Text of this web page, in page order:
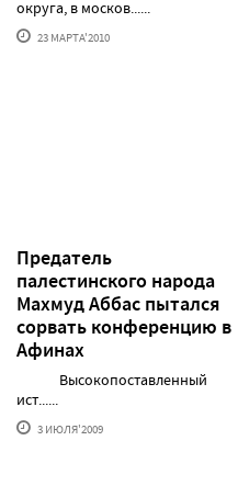
округа, в москов......
23 МАРТА'2010
Предатель
палестинского народа
Махмуд Аббас пытался
сорвать конференцию в
Афинах
Высокопоставленный
ист......
3 ИЮЛЯ'2009